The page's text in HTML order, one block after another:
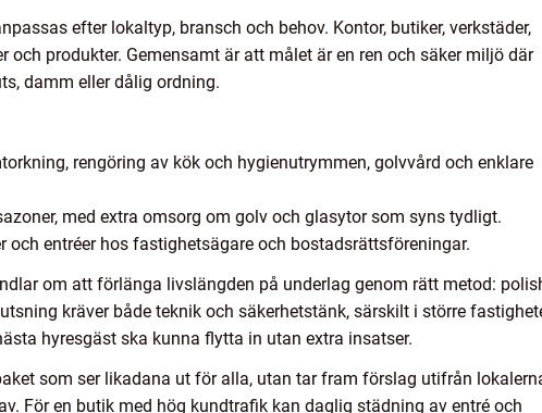
efter lokaltyp, bransch och behov. Kontor, butiker, verkstäder,
produkter. Gemensamt är att målet är en ren och säker miljö där
damm eller dålig ordning.
rengöring av kök och hygienutrymmen, golvvård och enklare
med extra omsorg om golv och glasytor som syns tydligt.
entréer hos fastighetsägare och bostadsrättsföreningar.
om att förlänga livslängden på underlag genom rätt metod:
kräver både teknik och säkerhetstänk, särskilt i större
hyresgäst ska kunna flytta in utan extra insatser.
som ser likadana ut för alla, utan tar fram förslag utifrån
För en butik med hög kundtrafik kan daglig städning av entré och